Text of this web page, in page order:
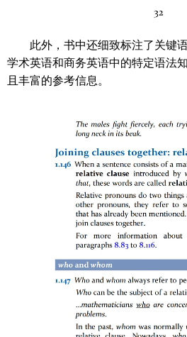
此外，书中还细致标注了关键
学术英语和商务英语中的特定语法
且丰富的参考信息。